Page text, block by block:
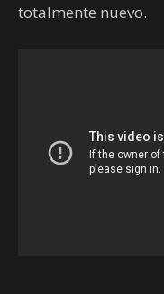
totalmente nuevo.